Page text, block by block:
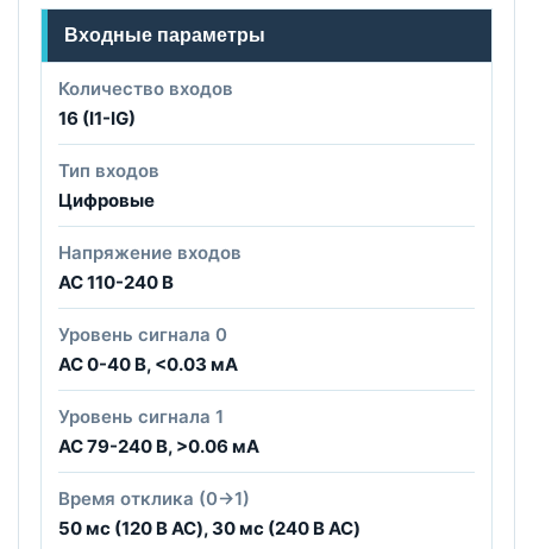
Входные параметры
Количество входов
16 (I1-IG)
Тип входов
Цифровые
Напряжение входов
AC 110-240 В
Уровень сигнала 0
AC 0-40 В, <0.03 мА
Уровень сигнала 1
AC 79-240 В, >0.06 мА
Время отклика (0→1)
50 мс (120 В AC), 30 мс (240 В AC)